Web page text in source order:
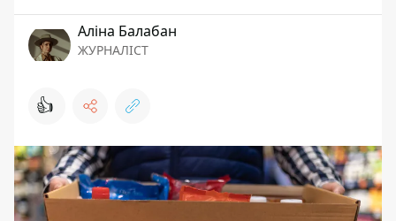
Аліна Балабан
ЖУРНАЛІСТ
👍